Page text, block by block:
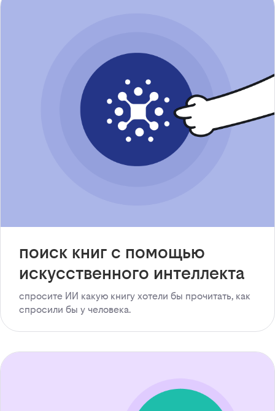
поиск книг с помощью
искусственного интеллекта
спросите ИИ какую книгу хотели бы прочитать, как
спросили бы у человека.